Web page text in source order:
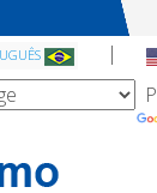
|